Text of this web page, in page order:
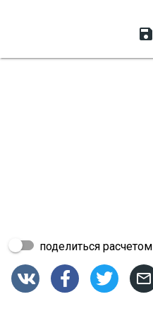

поделиться расчетом
   